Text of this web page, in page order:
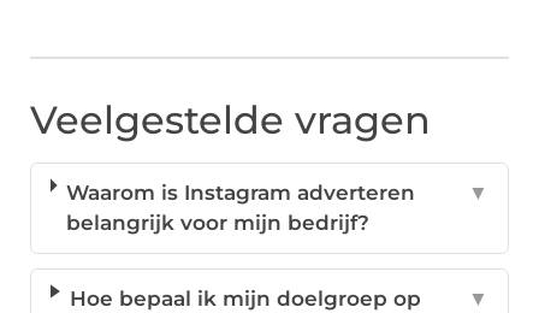
Veelgestelde vragen
Waarom is Instagram adverteren
belangrijk voor mijn bedrijf?
▼
Hoe bepaal ik mijn doelgroep op
▼